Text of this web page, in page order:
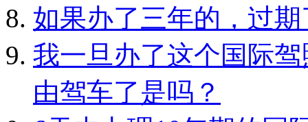
如果办了三年的，过
我一旦办了这个国际
由驾车了是吗？